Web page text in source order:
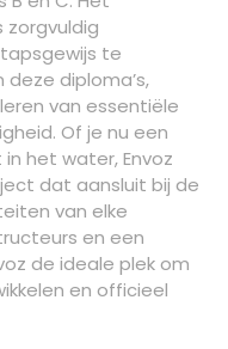
zorgvuldig
te
diploma’s,
van essentiële
Of je nu een
het water, Envoz
dat aansluit bij de
van elke
en een
de ideale plek om
en officieel